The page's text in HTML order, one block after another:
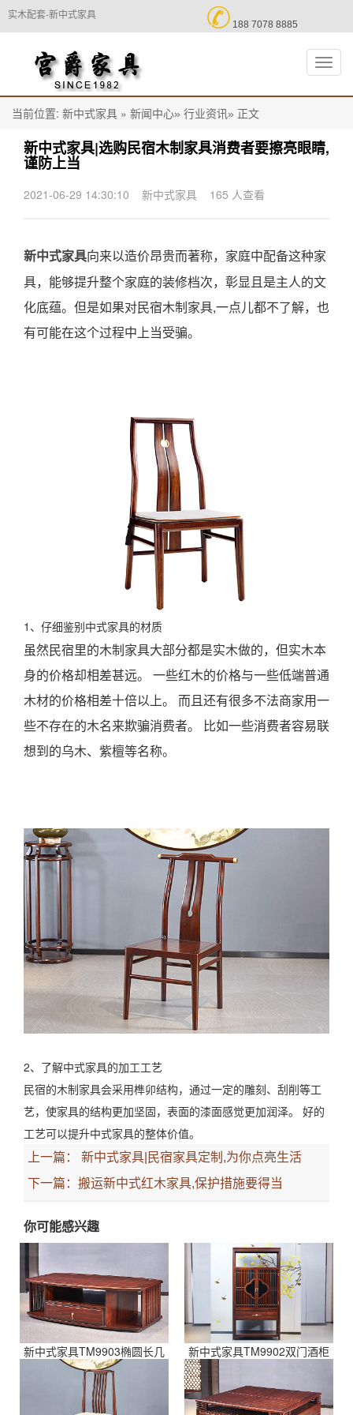
实木配套-新中式家具  188 7078 8885
切
换
导
当前位置: 新中式家具 » 新闻中心» 行业资讯» 正文
新中式家具|选购民宿木制家具消费者要擦亮眼睛,
谨防上当
2021-06-29 14:30:10 新中式家具 165 人查看
新中式家具向来以造价昂贵而著称，家庭中配备这种家
具，能够提升整个家庭的装修档次，彰显且是主人的文
化底蕴。但是如果对民宿木制家具,一点儿都不了解，也
有可能在这个过程中上当受骗。
1、仔细鉴别中式家具的材质
虽然民宿里的木制家具大部分都是实木做的，但实木本
身的价格却相差甚远。 一些红木的价格与一些低端普通
木材的价格相差十倍以上。 而且还有很多不法商家用一
些不存在的木名来欺骗消费者。 比如一些消费者容易联
想到的乌木、紫檀等名称。
2、了解中式家具的加工工艺
民宿的木制家具会采用榫卯结构，通过一定的雕刻、刮削等工
艺，使家具的结构更加坚固，表面的漆面感觉更加润泽。 好的
工艺可以提升中式家具的整体价值。
上一篇： 新中式家具|民宿家具定制,为你点亮生活
下一篇： 搬运新中式红木家具,保护措施要得当
你可能感兴趣
新中式家具TM9903椭圆长几 新中式家具TM9902双门酒柜